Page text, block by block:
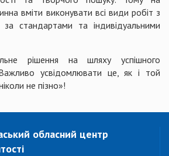
вміти виконувати всі види робіт з
за стандартами та індивідуальними
рішення на шляху успішного
усвідомлювати це, як і той
не пізно»!
обласний центр